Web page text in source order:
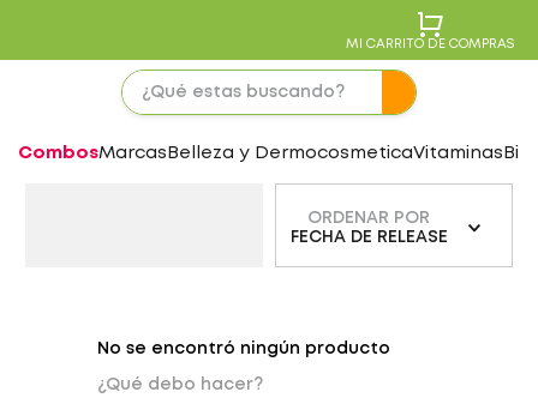
MI CARRITO DE COMPRAS
CombosMarcas Belleza y DermocosmeticaVitaminas
ORDENAR POR
FECHA DE RELEASE
No se encontró ningún producto
¿Qué debo hacer?